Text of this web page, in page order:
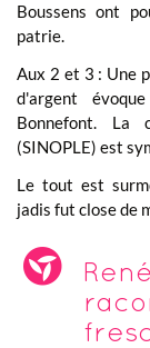
Boussens ont
patrie.
Aux 2 et 3 : Une
d'argent
Bonnefont. La
(SINOPLE) est
Le tout est
jadis fut close de